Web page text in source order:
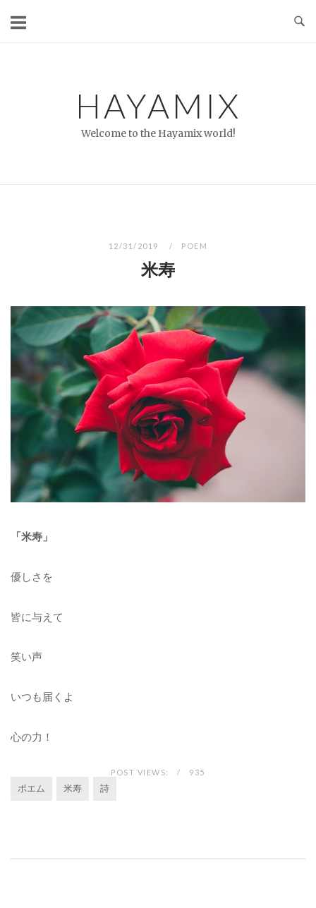
HAYAMIX
Welcome to the Hayamix world!
12/31/2019 POEM
米寿
「米寿」
優しさを
皆に与えて
笑い声
いつも届くよ
心の力！
POST VIEWS: 935
ポエム 米寿 詩